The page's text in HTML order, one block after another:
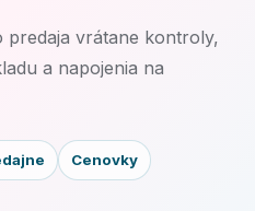
predaja vrátane kontroly,
a napojenia na
Cenovky